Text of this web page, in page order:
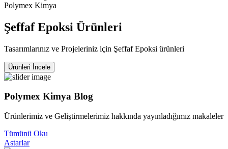
Polymex Kimya
Şeffaf Epoksi Ürünleri
Tasarımlarınız ve Projeleriniz için Şeffaf Epoksi ürünleri
Ürünleri İncele
Polymex Kimya Blog
Ürünlerimiz ve Geliştirmelerimiz hakkında yayınladığımız makaleler
Tümünü Oku
Astarlar